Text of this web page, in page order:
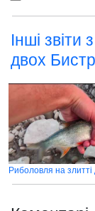
Інші звіти
двох